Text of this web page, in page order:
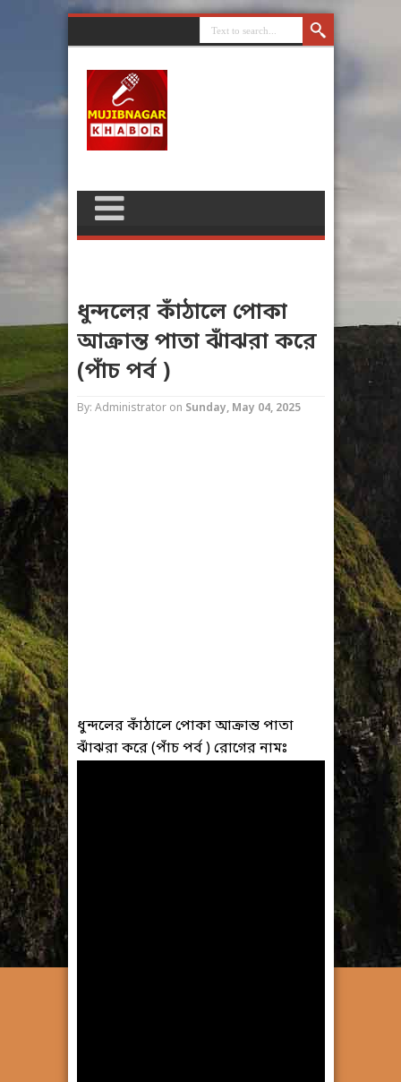
ধুন্দলের কাঁঠালে পোকা
আক্রান্ত পাতা ঝাঁঝরা করে
(পাঁচ পর্ব )
By: Administrator on Sunday, May 04, 2025
ধুন্দলের কাঁঠালে পোকা আক্রান্ত পাতা
ঝাঁঝরা করে (পাঁচ পর্ব ) রোগের নামঃ